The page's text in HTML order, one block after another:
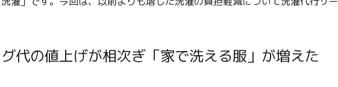
グ代の値上げが相次ぎ「家で洗える服」が増えた